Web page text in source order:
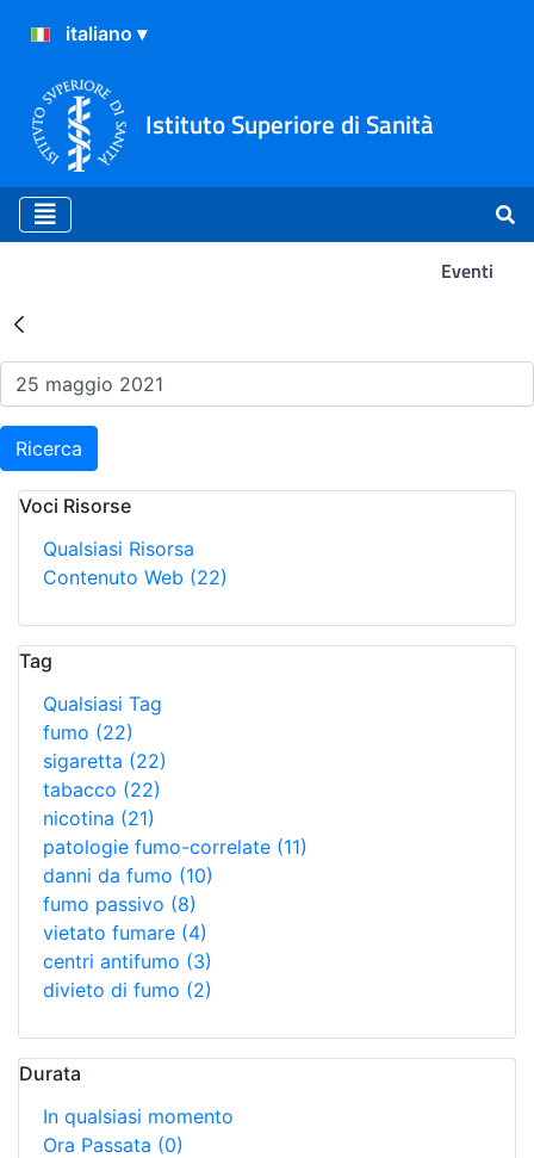
Istituto Superiore di Sanità
Eventi
Risultati della Ricerca -
Ricerca
Voci Risorse
Qualsiasi Risorsa
Contenuto Web (22)
Tag
Qualsiasi Tag
fumo (22)
sigaretta (22)
tabacco (22)
nicotina (21)
patologie fumo-correlate (11)
danni da fumo (10)
fumo passivo (8)
vietato fumare (4)
centri antifumo (3)
divieto di fumo (2)
Durata
In qualsiasi momento
Ora Passata (0)